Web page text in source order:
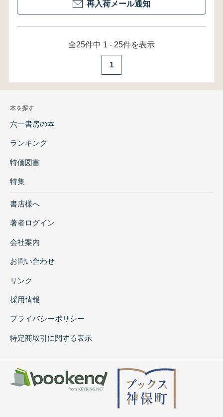
再入荷メール通知
全25件中 1 - 25件を表示
1
本を探す
六一書房の本
ランキング
特価図書
特集
書店様へ
著者ログイン
会社案内
お問い合わせ
リンク
採用情報
プライバシーポリシー
特定商取引に関する表示